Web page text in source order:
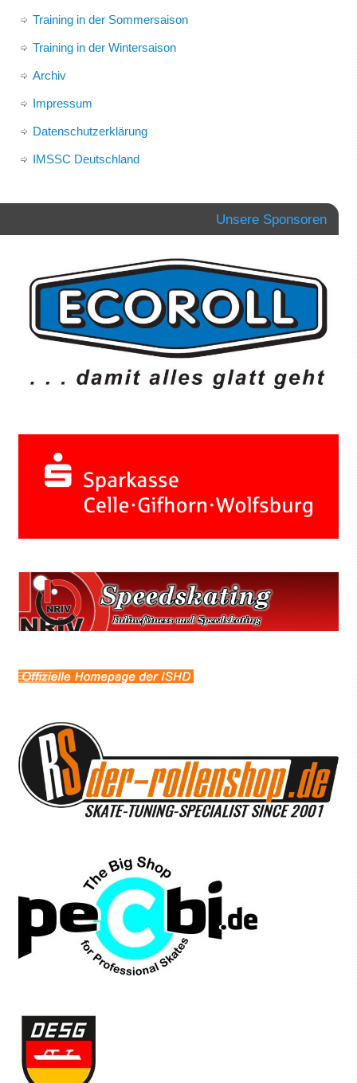
Training in der Sommersaison
Training in der Wintersaison
Archiv
Impressum
Datenschutzerklärung
IMSSC Deutschland
Unsere Sponsoren